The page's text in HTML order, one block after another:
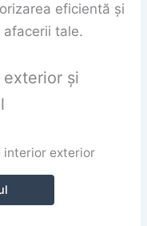
eficientă și
tale.
exterior și